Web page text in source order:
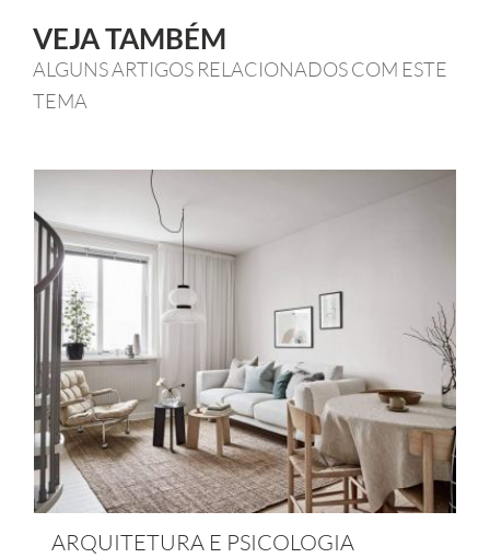
VEJA TAMBÉM
ALGUNS ARTIGOS RELACIONADOS COM ESTE
TEMA
ARQUITETURA E PSICOLOGIA